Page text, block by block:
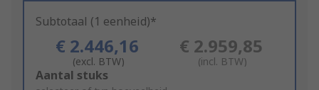
Subtotaal (1 eenheid)*
€ 2.446,16
(excl. BTW)
€ 2.959,85
(incl. BTW)
Add
Aantal stuks